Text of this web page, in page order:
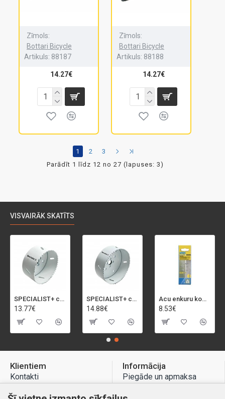
Zīmols:
Bottari Bicycle
Artikuls: 88187
14.27€
Zīmols:
Bottari Bicycle
Artikuls: 88188
14.27€
1 2
3
Parādīt 1 līdz 12 no 27 (lapuses: 3)
VISVAIRĀK SKATĪTS
SPECIALIST+ caurumu zāģis BI-METAL, 92 mm
13.77€
SPECIALIST+ caurumu zāģis BI-METAL, 98 mm
14.88€
Acu enkuru komplekts, 3-13 mm, Rapid, 12 gab.
8.53€
Klientiem
Kontakti
Preču atgriešana
Informācija
Piegāde un apmaksa
Atteikuma tiesības